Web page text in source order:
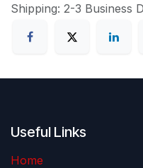
Shipping: 2-3 Business
Useful Links
Home